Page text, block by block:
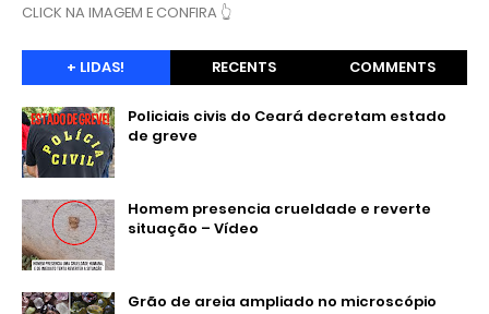
CLICK NA IMAGEM E CONFIRA 👆
+ LIDAS! RECENTS COMMENTS
Policiais civis do Ceará decretam estado
de greve
Homem presencia crueldade e reverte
situação – Vídeo
Grão de areia ampliado no microscópio